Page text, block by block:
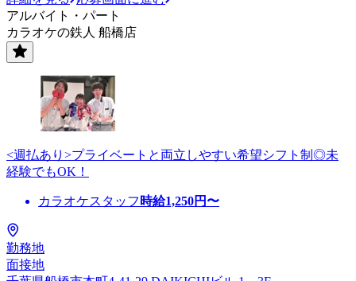
アルバイト・パート
カラオケの鉄人 船橋店
<週払あり>プライベートと両立しやすい希望シフト制◎未
経験でもOK！
カラオケスタッフ 時給1,250円〜
勤務地
面接地